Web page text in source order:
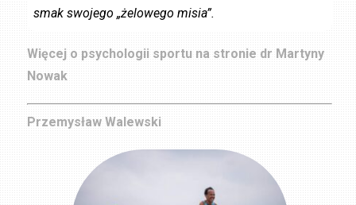
smak swojego „żelowego misia”.
Więcej o psychologii sportu na stronie dr Martyny
Nowak
Przemysław Walewski